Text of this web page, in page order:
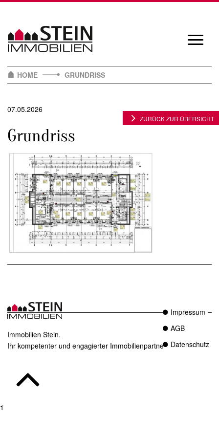
content
HOME
GRUNDRISS
07.05.2026
Grundriss
ZURÜCK ZUR ÜBERSICHT
Immobilien Stein.
Ihr kompetenter und engagierter Immobilienpartner in Essen.
Impressum
AGB
Datenschutz
1